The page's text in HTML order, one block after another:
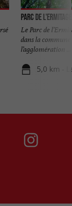
Parc de
Le Parc de
dans la
l’agglomération ...
5,0 km -